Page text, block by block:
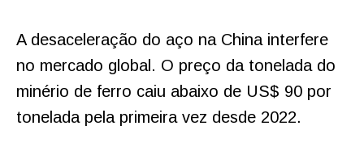
A desaceleração do aço na China interfere
no mercado global. O preço da tonelada do
minério de ferro caiu abaixo de US$ 90 por
tonelada pela primeira vez desde 2022.